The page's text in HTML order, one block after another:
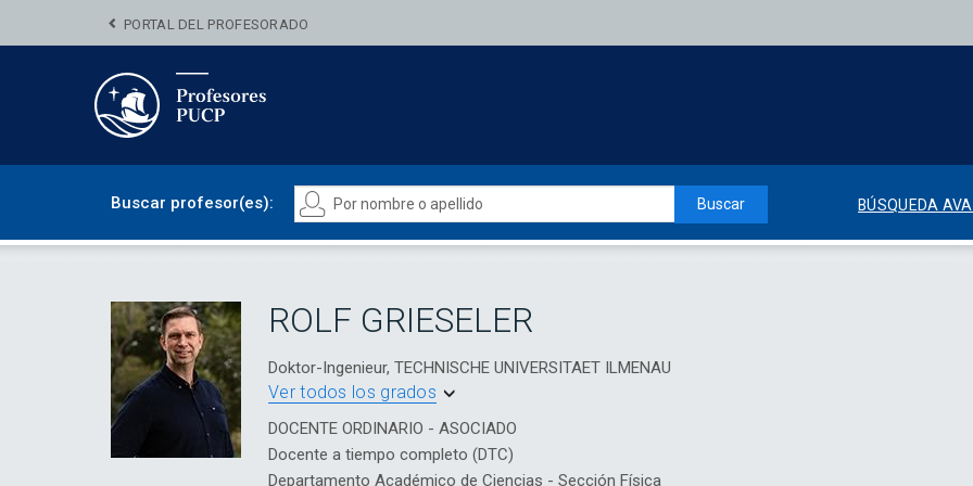
PORTAL DEL PROFESORADO
Buscar profesor(es): Buscar BÚSQUEDA
ROLF GRIESELER
Doktor-Ingenieur, TECHNISCHE UNIVERSITAET ILMENAU
Ver todos los grados
DOCENTE ORDINARIO - ASOCIADO
Docente a tiempo completo (DTC)
Departamento Académico de Ciencias - Sección Física